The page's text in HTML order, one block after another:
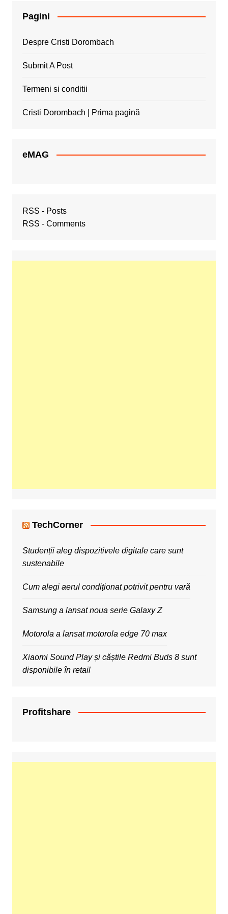
Pagini
Despre Cristi Dorombach
Submit A Post
Termeni si conditii
Cristi Dorombach | Prima pagină
eMAG
RSS - Posts
RSS - Comments
TechCorner
Studenții aleg dispozitivele digitale care sunt
sustenabile
Cum alegi aerul condiționat potrivit pentru vară
Samsung a lansat noua serie Galaxy Z
Motorola a lansat motorola edge 70 max
Xiaomi Sound Play și căștile Redmi Buds 8 sunt
disponibile în retail
Profitshare